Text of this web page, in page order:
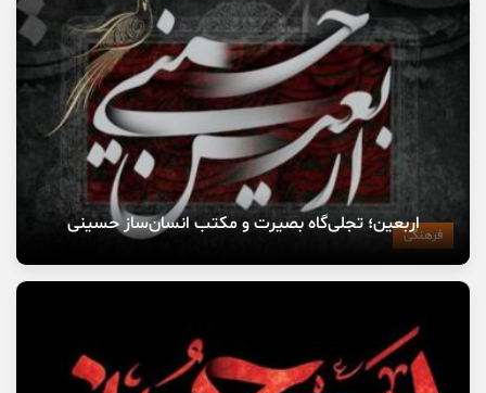
فرهنگیاربعین؛ تجلی‌گاه بصیرت و مکتب انسان‌ساز حسینی